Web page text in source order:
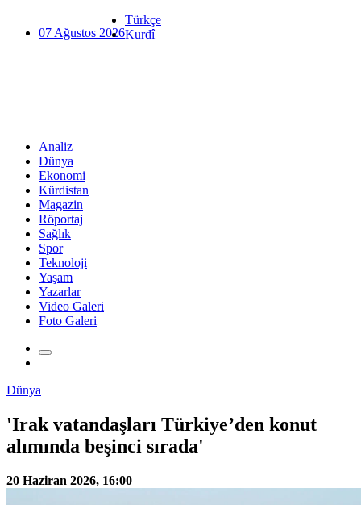
07 Ağustos 2026
Türkçe
Kurdî
Analiz
Dünya
Ekonomi
Kürdistan
Magazin
Röportaj
Sağlık
Spor
Teknoloji
Yaşam
Yazarlar
Video Galeri
Foto Galeri
Dünya
'Irak vatandaşları Türkiye’den konut
alımında beşinci sırada'
20 Haziran 2026, 16:00